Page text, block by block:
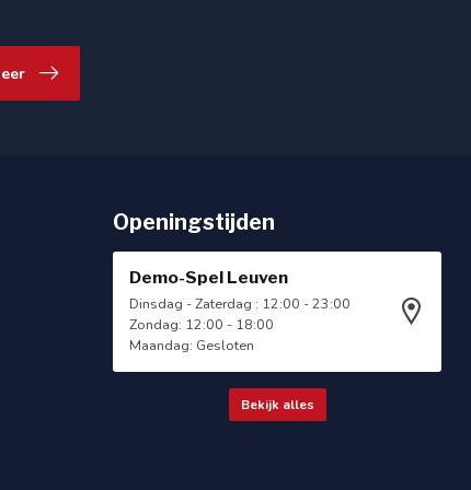
Openingstijden
Demo-Spel Leuven
Dinsdag - Zaterdag : 12:00 - 23:00
Zondag: 12:00 - 18:00
Maandag: Gesloten
Bekijk alles